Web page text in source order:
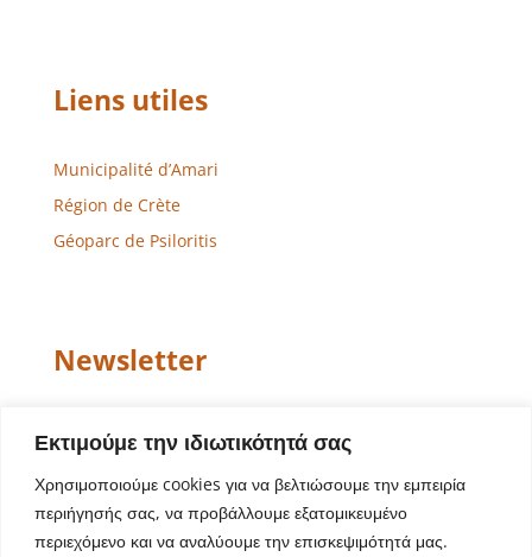
Εκτιμούμε την ιδιωτικότητά σας
Χρησιμοποιούμε cookies για να βελτιώσουμε την εμπειρία
περιήγησής σας, να προβάλλουμε εξατομικευμένο
περιεχόμενο και να αναλύουμε την επισκεψιμότητά μας.
Liens utiles
Municipalité d’Amari
Région de Crète
Géoparc de Psiloritis
Newsletter